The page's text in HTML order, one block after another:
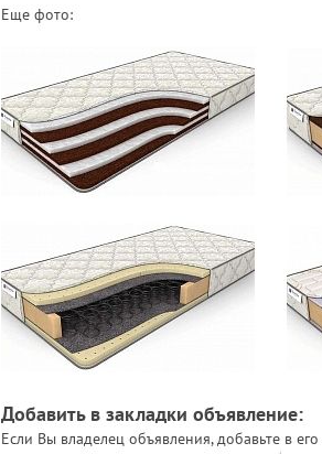
Еще фото:
Добавить в закладки объявление:
Если Вы владелец объявления, добавьте в